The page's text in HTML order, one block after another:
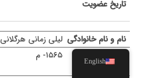
لیلی زمانی هرگلانی
۱۵۶۵- م
English